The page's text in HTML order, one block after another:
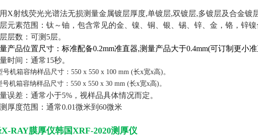
X射线荧光光谱法无损测量金属镀层厚度,单镀层,双镀层,多镀层及合金镀
元素范围：钛～铀，包含常见的金、镍、铜、银、锡、锌、金，铬，锌镍
层数：可测5层。
产品位置尺寸：标准配备0.2mm准直器,测量产品大于0.4mm(可订制更小
时间：通常15秒。
号机箱容纳样品尺寸：550 x 550 x 100 mm (长x宽x高)。
机箱容纳样品尺寸：550 x 550 x 30 mm (长x宽x高)。
误差：通常小于5%，视样品具体情况而定。
厚度范围：通常0.01微米到60微米
RAY膜厚仪韩国XRF-2020测厚仪